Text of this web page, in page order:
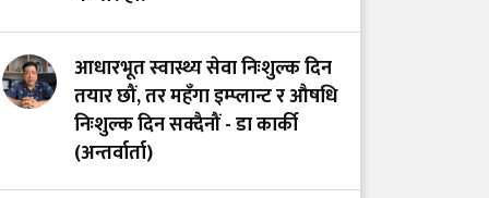
सकिदैन
स्तनपानमैत्री कार्यस्थल
बनाऔँ
आधारभूत स्वास्थ्य सेवा निःशुल्क दिन
तयार छौं, तर महँगा इम्प्लान्ट र औषधि
निःशुल्क दिन सक्दैनौं - डा कार्की
(अन्तर्वार्ता)